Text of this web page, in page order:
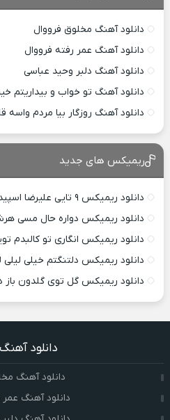
دانلود آهنگ مخلوق فرووال
دانلود آهنگ عمر رفته فرووال
دانلود آهنگ دلبر وحید عباسی
دانلود آهنگ تو خواب و بیداریتم
دانلود آهنگ روزگار بیا مردم
ریمیکس های جدید
دانلود ریمیکس ۹ تایی علیرضا اسپید
دانلود ریمیکس دواره حال مسی
دانلود ریمیکس انگاری تو کالبدم
دانلود ریمیکس دلتنگتم خیلی
دانلود ریمیکس گل توی گلدون باز
دانلود
دانلود آهنگ
دانلود آهنگ عمر